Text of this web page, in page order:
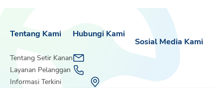
Tentang Kami
Tentang Setir Kanan
Layanan Pelanggan
Informasi Terkini
Sosial Media Kami
Hubungi Kami